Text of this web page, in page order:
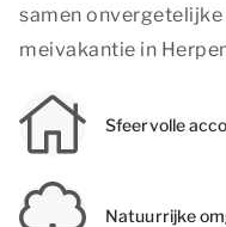
samen
meivakantie in
Sfeervolle
Natuurrijke